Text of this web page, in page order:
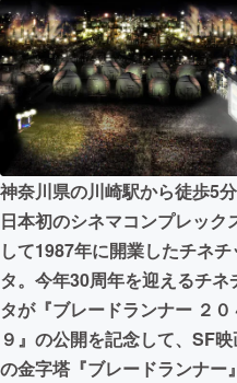
テクノロジー・ガ
映像・映画
ビジネス・起業
まちづくり・地域
CAMPFIRE for Social
CAMPFIREふるさと
神奈川県の川崎駅から徒歩5分
日本初のシネマコンプレック
して1987年に開業したチネチ
タ。今年30周年を迎えるチネ
タが『ブレードランナー ２０
９』の公開を記念して、SF
の金字塔『ブレードランナー